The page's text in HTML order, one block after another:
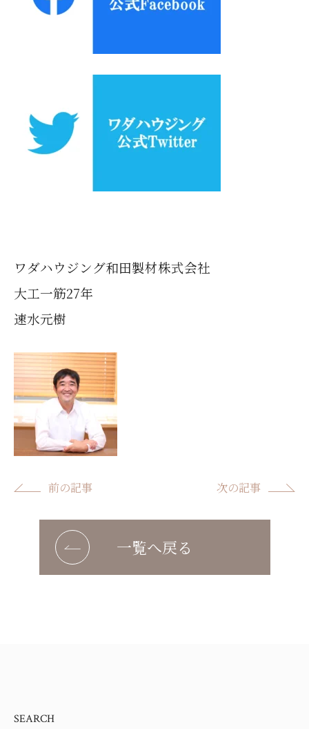
ワダハウジング和田製材株式会社
大工一筋27年
速水元樹
前の記事 次の記事
一覧へ戻る
SEARCH